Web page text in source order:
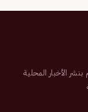
تم تأسيسها عام 2007م تهتم بنشر الأخبار المحلية